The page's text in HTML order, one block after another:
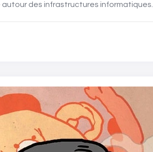
des infrastructures informatiques.